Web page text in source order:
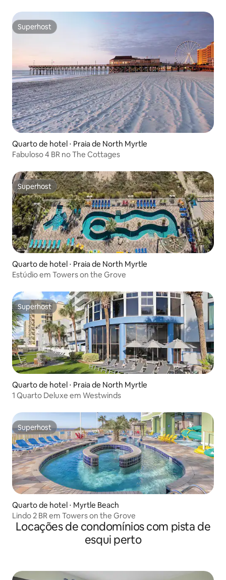
Superhost
Superhost
Quarto de hotel ⋅ Praia de North Myrtle
Fabuloso 4 BR no The Cottages
Superhost
Superhost
Quarto de hotel ⋅ Praia de North Myrtle
Estúdio em Towers on the Grove
Superhost
Superhost
Quarto de hotel ⋅ Praia de North Myrtle
1 Quarto Deluxe em Westwinds
Superhost
Superhost
Quarto de hotel ⋅ Myrtle Beach
Lindo 2 BR em Towers on the Grove
Locações de condomínios com pista de
esqui perto